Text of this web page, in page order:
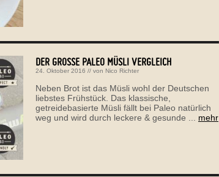
DER GROSSE PALEO MÜSLI VERGLEICH
24. Oktober 2016 // von Nico Richter
Neben Brot ist das Müsli wohl der Deutschen
liebstes Frühstück. Das klassische,
getreidebasierte Müsli fällt bei Paleo natürlich
weg und wird durch leckere & gesunde ... mehr